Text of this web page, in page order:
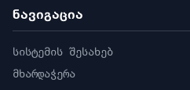
ნავიგაცია
სისტემის შესახებ
მხარდაჭერა